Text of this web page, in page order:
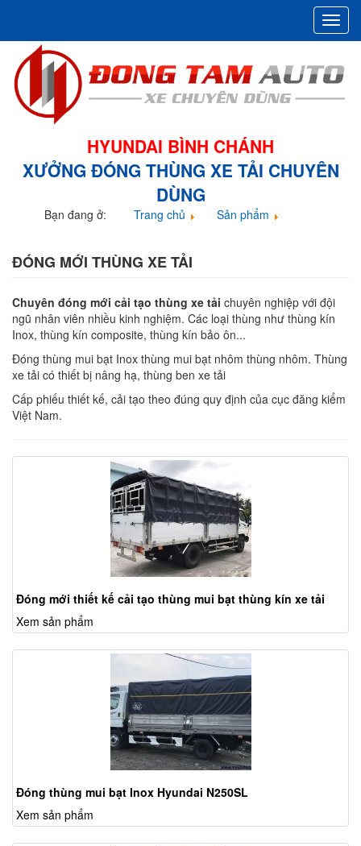
HYUNDAI BÌNH CHÁNH
XƯỞNG ĐÓNG THÙNG XE TẢI CHUYÊN
DÙNG
Bạn đang ở: Trang chủ
Sản phẩm
ĐÓNG MỚI THÙNG XE TẢI
Chuyên đóng mới cải tạo thùng xe tải chuyên nghiệp với đội
ngũ nhân viên nhiều kinh nghiệm. Các loại thùng như thùng kín
Inox, thùng kín composite, thùng kín bảo ôn...
Đóng thùng mui bạt Inox thùng mui bạt nhôm thùng nhôm. Thùng
xe tải có thiết bị nâng hạ, thùng ben xe tải
Cấp phiếu thiết kế, cải tạo theo đúng quy định của cục đăng kiểm
Việt Nam.
Đóng mới thiết kế cải tạo thùng mui bạt thùng kín xe tải
Xem sản phẩm
Đóng thùng mui bạt Inox Hyundai N250SL
Xem sản phẩm